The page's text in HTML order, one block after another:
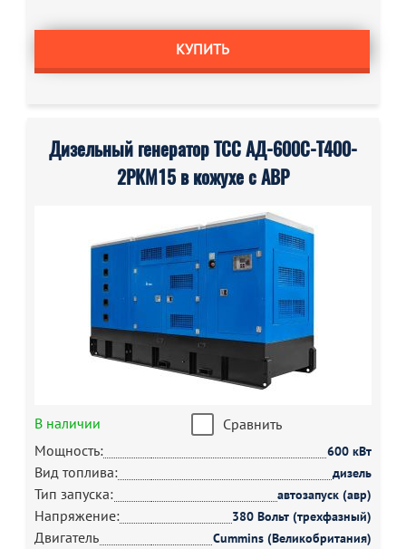
КУПИТЬ
Дизельный генератор ТСС АД-600С-Т400-
2РКМ15 в кожухе с АВР
В наличии
Сравнить
Мощность:
600 кВт
Вид топлива: дизель
Тип запуска: автозапуск (авр)
Напряжение: 380 Вольт (трехфазный)
Двигатель Cummins (Великобритания)